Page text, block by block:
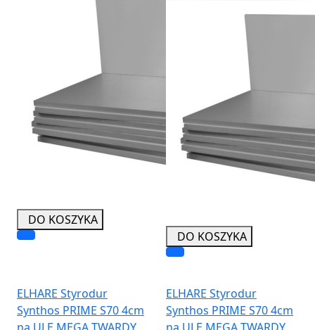
DO KOSZYKA
DO KOSZYKA
ELHARE Styrodur
Synthos PRIME S70 4cm
na ULE MEGA TWARDY
ELHARE Styrodur
Synthos PRIME S70 4cm
na ULE MEGA TWARDY